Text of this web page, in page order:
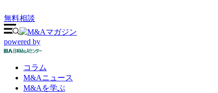
無料相談
powered by
コラム
M&Aニュース
M&Aを学ぶ